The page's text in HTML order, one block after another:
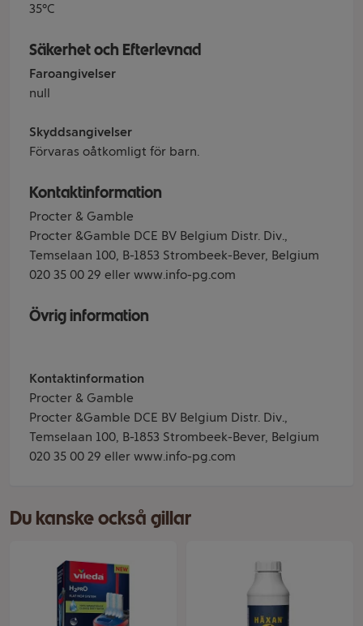
35°C
Säkerhet och Efterlevnad
Faroangivelser
null
Skyddsangivelser
Förvaras oåtkomligt för barn.
Kontaktinformation
Procter & Gamble
Procter &Gamble DCE BV Belgium Distr. Div.,
Temselaan 100, B-1853 Strombeek-Bever, Belgium
020 35 00 29 eller www.info-pg.com
Övrig information
Kontaktinformation
Procter & Gamble
Procter &Gamble DCE BV Belgium Distr. Div.,
Temselaan 100, B-1853 Strombeek-Bever, Belgium
020 35 00 29 eller www.info-pg.com
Du kanske också gillar